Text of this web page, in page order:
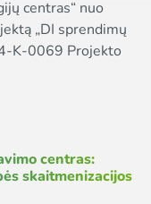
centras“ nuo
„DI sprendimų
K-0069 Projekto
centras:
skaitmenizacijos